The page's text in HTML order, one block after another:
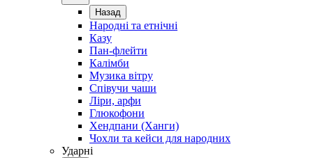
Назад
Народні та етнічні
Казу
Пан-флейти
Калімби
Музика вітру
Співучи чаши
Ліри, арфи
Глюкофони
Хендпани (Ханги)
Чохли та кейси для народних
Ударні